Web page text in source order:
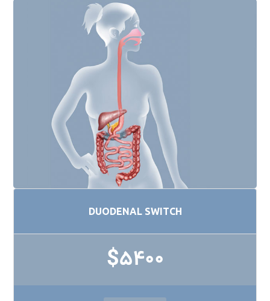
DUODENAL SWITCH
$5400